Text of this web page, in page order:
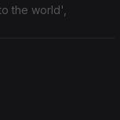
the world',